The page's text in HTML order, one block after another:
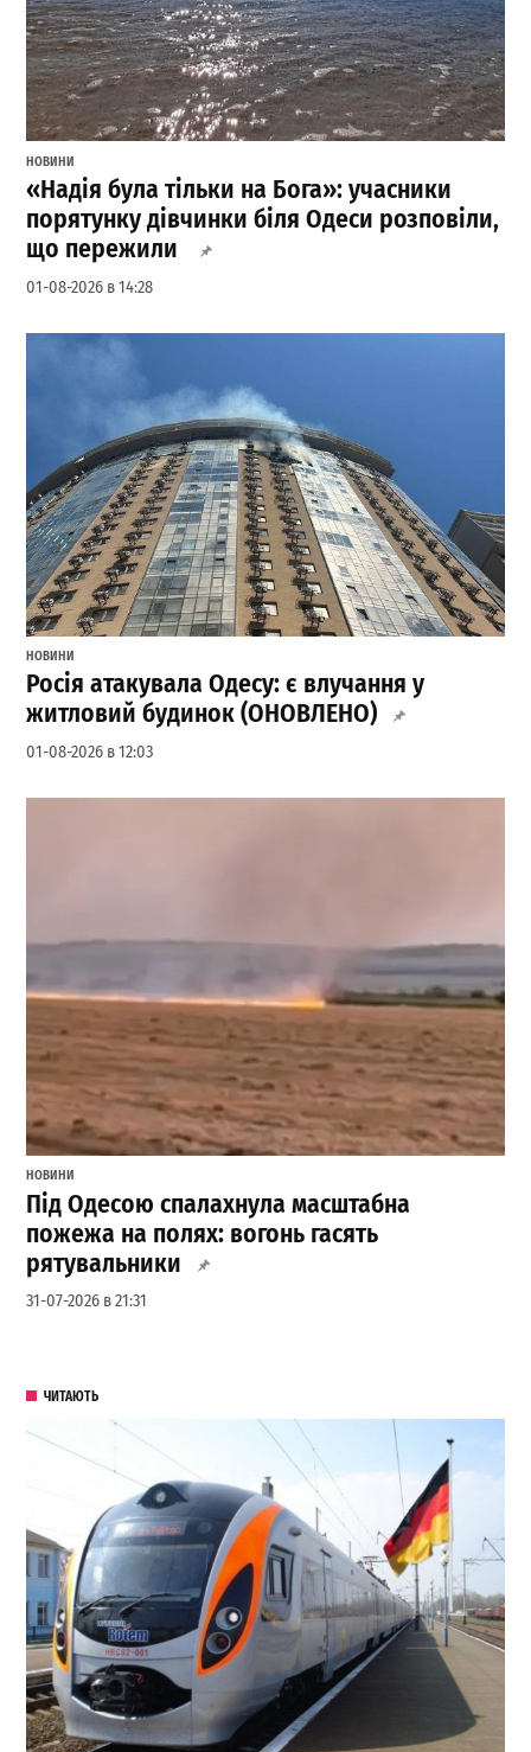
НОВИНИ
«Надія була тільки на Бога»: учасники
порятунку дівчинки біля Одеси розповіли,
що пережили
01-08-2026 в 14:28
НОВИНИ
Росія атакувала Одесу: є влучання у
житловий будинок (ОНОВЛЕНО)
01-08-2026 в 12:03
НОВИНИ
Під Одесою спалахнула масштабна
пожежа на полях: вогонь гасять
рятувальники
31-07-2026 в 21:31
ЧИТАЮТЬ